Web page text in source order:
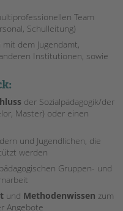
Team
Schulleitung)
mit dem Jugendamt,
Institutionen, sowie
der Sozialpädagogik/der
Master) oder einen
und Jugendlichen, die
werden
Gruppen- und
und Methodenwissen zum
Angebote